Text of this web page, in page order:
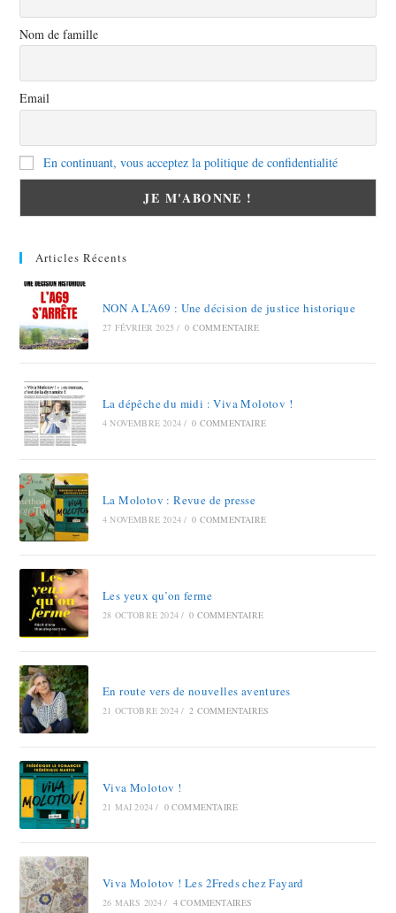
Nom de famille
Email
En continuant, vous acceptez la politique de confidentialité
Articles Récents
NON A L’A69 : Une décision de justice historique
27 FÉVRIER 2025 / 0 COMMENTAIRE
La dépêche du midi : Viva Molotov !
4 NOVEMBRE 2024 / 0 COMMENTAIRE
La Molotov : Revue de presse
4 NOVEMBRE 2024 / 0 COMMENTAIRE
Les yeux qu’on ferme
28 OCTOBRE 2024 / 0 COMMENTAIRE
En route vers de nouvelles aventures
21 OCTOBRE 2024 / 2 COMMENTAIRES
Viva Molotov !
21 MAI 2024 / 0 COMMENTAIRE
Viva Molotov ! Les 2Freds chez Fayard
26 MARS 2024 / 4 COMMENTAIRES